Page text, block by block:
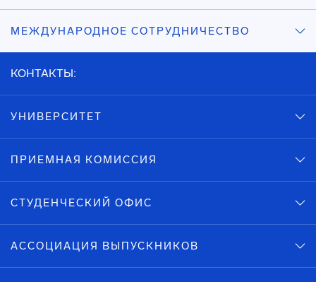
МЕЖДУНАРОДНОЕ СОТРУДНИЧЕСТВО
КОНТАКТЫ:
УНИВЕРСИТЕТ
ПРИЕМНАЯ КОМИССИЯ
СТУДЕНЧЕСКИЙ ОФИС
АССОЦИАЦИЯ ВЫПУСКНИКОВ